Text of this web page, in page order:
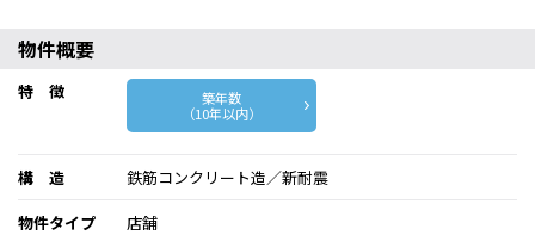
物件概要
特 徴
築年数
（10年以内）
構 造
鉄筋コンクリート造／新耐震
物件タイプ
店舗